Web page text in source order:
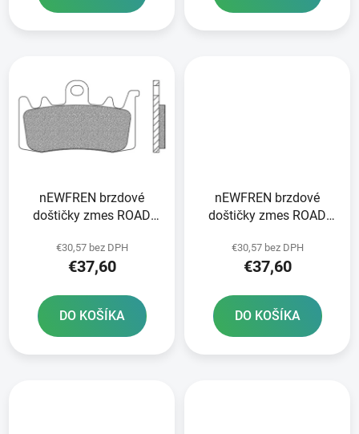
nEWFREN brzdové
doštičky zmes ROAD
ks v balení
€30,57 bez DPH
€37,60
DO KOŠÍKA
nEWFREN brzdové
doštičky zmes ROAD
ks v balení
€30,57 bez DPH
€37,60
DO KOŠÍKA